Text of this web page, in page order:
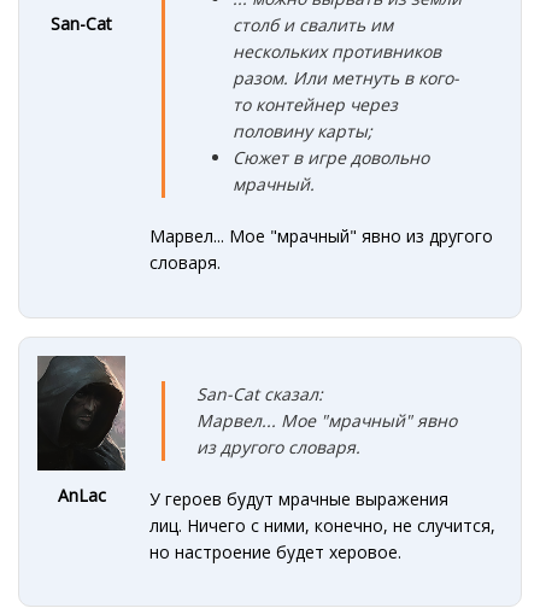
San-Cat
столб и свалить им
нескольких противников
разом. Или метнуть в кого-
то контейнер через
половину карты;
Сюжет в игре довольно
мрачный.
Марвел... Мое "мрачный" явно из другого
словаря.
AnLac
San-Cat сказал:
Марвел... Мое "мрачный" явно
из другого словаря.
У героев будут мрачные выражения
лиц. Ничего с ними, конечно, не случится,
но настроение будет херовое.